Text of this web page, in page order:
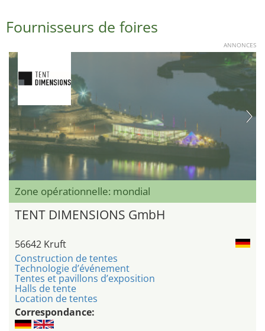
Fournisseurs de foires
ANNONCES
Zone opérationnelle: mondial
TENT DIMENSIONS GmbH
56642 Kruft
Construction de tentes
Technologie d’événement
Tentes et pavillons d’exposition
Halls de tente
Location de tentes
Correspondance: